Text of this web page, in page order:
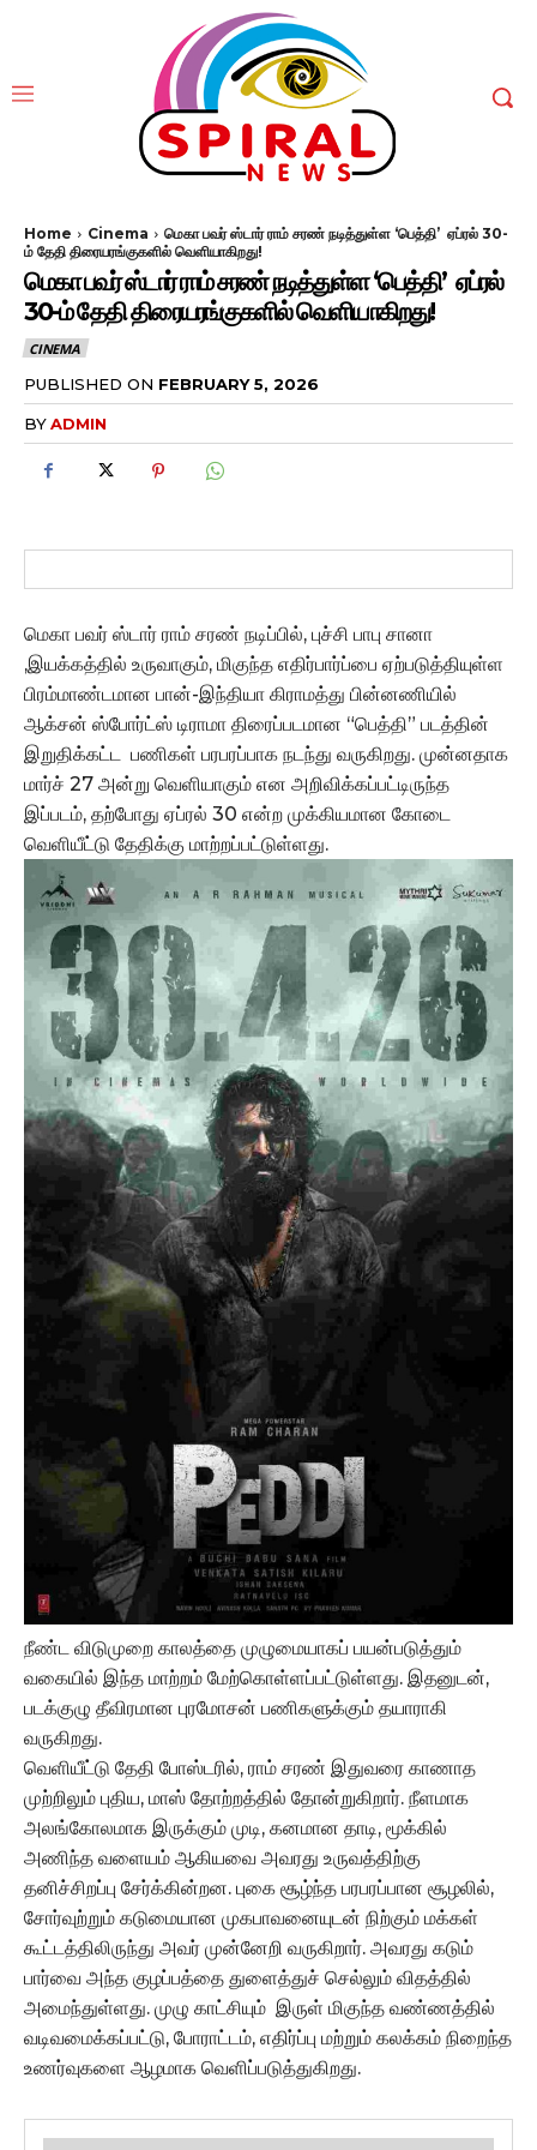
Home Cinema
மெகா பவர் ஸ்டார் ராம் சரண் நடித்துள்ள ‘பெத்தி’ ஏப்ரல் 30-
ம் தேதி திரையரங்குகளில் வெளியாகிறது!
மெகா பவர் ஸ்டார் ராம் சரண் நடித்துள்ள ‘பெத்தி’ ஏப்ரல்
30-ம் தேதி திரையரங்குகளில் வெளியாகிறது!
CINEMA
PUBLISHED ON FEBRUARY 5, 2026
BYADMIN
மெகா பவர் ஸ்டார் ராம் சரண் நடிப்பில், புச்சி பாபு சானா
,இயக்கத்தில் உருவாகும், மிகுந்த எதிர்பார்ப்பை ஏற்படுத்தியுள்ள
பிரம்மாண்டமான பான்-இந்தியா கிராமத்து பின்னணியில்
ஆக்சன் ஸ்போர்ட்ஸ் டிராமா திரைப்படமான “பெத்தி” படத்தின்
இறுதிக்கட்ட பணிகள் பரபரப்பாக நடந்து வருகிறது. முன்னதாக
மார்ச் 27 அன்று வெளியாகும் என அறிவிக்கப்பட்டிருந்த
இப்படம், தற்போது ஏப்ரல் 30 என்ற முக்கியமான கோடை
வெளியீட்டு தேதிக்கு மாற்றப்பட்டுள்ளது.
நீண்ட விடுமுறை காலத்தை முழுமையாகப் பயன்படுத்தும்
வகையில் இந்த மாற்றம் மேற்கொள்ளப்பட்டுள்ளது. இதனுடன்,
படக்குழு தீவிரமான புரமோசன் பணிகளுக்கும் தயாராகி
வருகிறது.
வெளியீட்டு தேதி போஸ்டரில், ராம் சரண் இதுவரை காணாத
முற்றிலும் புதிய, மாஸ் தோற்றத்தில் தோன்றுகிறார். நீளமாக
அலங்கோலமாக இருக்கும் முடி, கனமான தாடி, மூக்கில்
அணிந்த வளையம் ஆகியவை அவரது உருவத்திற்கு
தனிச்சிறப்பு சேர்க்கின்றன. புகை சூழ்ந்த பரபரப்பான சூழலில்,
சோர்வுற்றும் கடுமையான முகபாவனையுடன் நிற்கும் மக்கள்
கூட்டத்திலிருந்து அவர் முன்னேறி வருகிறார். அவரது கடும்
பார்வை அந்த குழப்பத்தை துளைத்துச் செல்லும் விதத்தில்
அமைந்துள்ளது. முழு காட்சியும் இருள் மிகுந்த வண்ணத்தில்
வடிவமைக்கப்பட்டு, போராட்டம், எதிர்ப்பு மற்றும் கலக்கம் நிறைந்த
உணர்வுகளை ஆழமாக வெளிப்படுத்துகிறது.